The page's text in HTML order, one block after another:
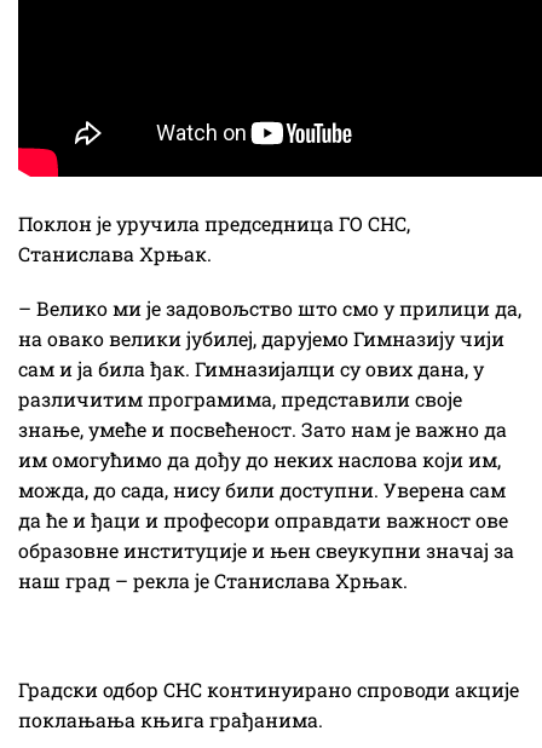
Поклон је уручила председница ГО СНС,
Станислава Хрњак.
– Велико ми је задовољство што смо у прилици да,
на овако велики јубилеј, дарујемо Гимназију чији
сам и ја била ђак. Гимназијалци су ових дана, у
различитим програмима, представили своје
знање, умеће и посвећеност. Зато нам је важно да
им омогућимо да дођу до неких наслова који им,
можда, до сада, нису били доступни. Уверена сам
да ће и ђаци и професори оправдати важност ове
образовне институције и њен свеукупни значај за
наш град – рекла је Станислава Хрњак.
Градски одбор СНС континуирано спроводи акције
поклањања књига грађанима.